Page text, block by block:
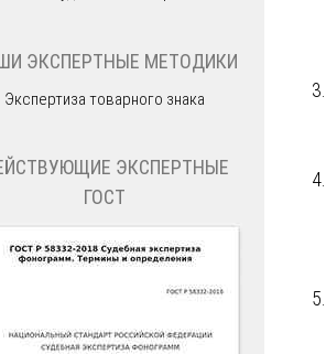
ЭКСПЕРТНЫЕ МЕТОДИКИ
Экспертиза товарного знака
ЭКСПЕРТНЫЕ
ГОСТ